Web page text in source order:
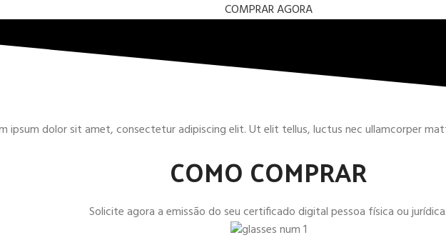
COMPRAR AGORA
ipsum dolor sit amet, consectetur adipiscing elit. Ut elit tellus, luctus nec ullamcorper
COMO COMPRAR
Solicite agora a emissão do seu certificado digital pessoa física ou jurídica.